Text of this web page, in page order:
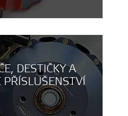
DESTIČKY A
PŘÍSLUŠENSTVÍ